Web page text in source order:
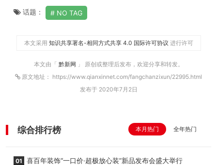
话题： NO TAG
本文采用 知识共享署名-相同方式共享 4.0 国际许可协议 进行许可
本文由「 黔新网 」 原创或整理后发布，欢迎分享和转发。
原文地址： https://www.qianxinnet.com/fangchanzixun/22995.html
发布于 2020年7月2日
综合排行榜 本月热门 全年热门
01 喜百年装饰“一口价·超极放心装”新品发布会盛大举行